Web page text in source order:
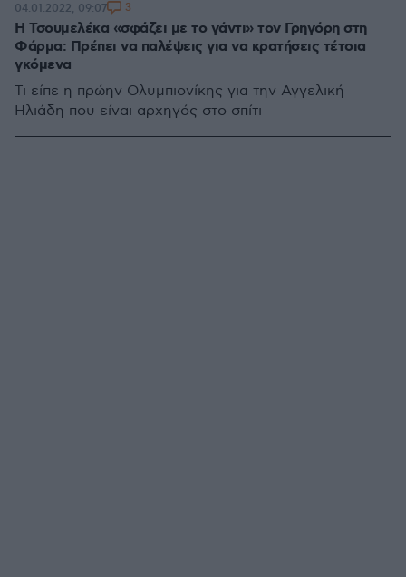
Η Τσουμελέκα «σφάζει με το γάντι» τον Γρηγόρη στη
Φάρμα: Πρέπει να παλέψεις για να κρατήσεις τέτοια
γκόμενα
Τι είπε η πρώην Ολυμπιονίκης για την Αγγελική
Ηλιάδη που είναι αρχηγός στο σπίτι
04.01.2022, 09:07 3